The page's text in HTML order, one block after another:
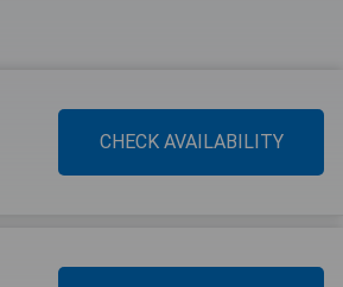
CHECK AVAILABILITY